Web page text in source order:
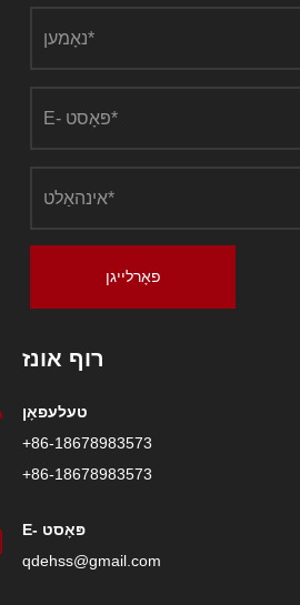
פאָרלייגן
רוף אונז
טעלעפאָן
+86-18678983573
+86-18678983573
E- פּאָסט
qdehss@gmail.com